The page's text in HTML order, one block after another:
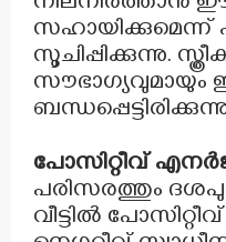
സഹായിക്കുമെന്ന്
സൂചിപ്പിക്കുന്നു.
സൗഭാഗ്യവുമായും
പോസിറ്റീവ്
പരിസരത്തും
വീട്ടിൽ